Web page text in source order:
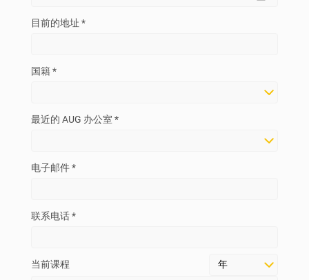
目前的地址 *
国籍 *
最近的 AUG 办公室 *
电子邮件 *
联系电话 *
当前课程